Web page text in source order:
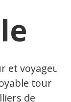
et voyageur
tour
de